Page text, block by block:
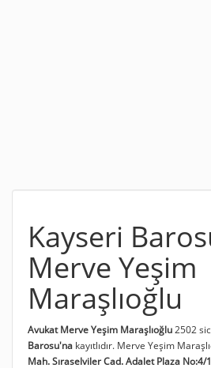
Kayseri
Merve Yeşim
Maraşlıoğlu
Avukat Merve Yeşim Maraşlıoğlu 2502
Barosu'na kayıtlıdır. Merve Yeşim
Mah. Sıraselviler Cad. Adalet Plaza No:4/